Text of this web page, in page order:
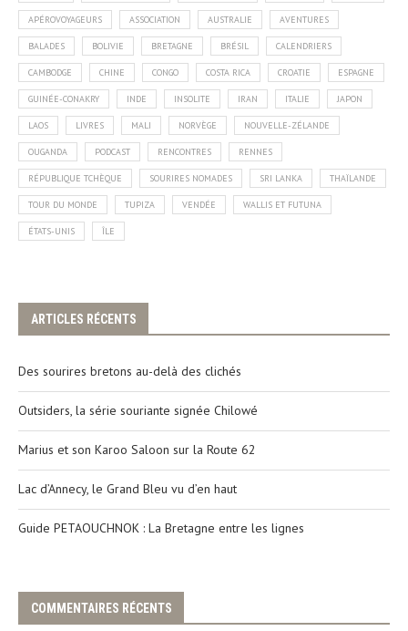
APÉROVOYAGEURS ASSOCIATION AUSTRALIE AVENTURES
BALADES BOLIVIE BRETAGNE BRÉSIL CALENDRIERS
CAMBODGE CHINE CONGO COSTA RICA CROATIE ESPAGNE
GUINÉE-CONAKRY INDE INSOLITE IRAN ITALIE JAPON
LAOS LIVRES MALI NORVÈGE NOUVELLE-ZÉLANDE
OUGANDA PODCAST RENCONTRES RENNES
RÉPUBLIQUE TCHÈQUE SOURIRES NOMADES SRI LANKA THAÏLANDE
TOUR DU MONDE TUPIZA VENDÉE WALLIS ET FUTUNA
ÉTATS-UNIS ÎLE
ARTICLES RÉCENTS
Des sourires bretons au-delà des clichés
Outsiders, la série souriante signée Chilowé
Marius et son Karoo Saloon sur la Route 62
Lac d’Annecy, le Grand Bleu vu d’en haut
Guide PETAOUCHNOK : La Bretagne entre les lignes
COMMENTAIRES RÉCENTS